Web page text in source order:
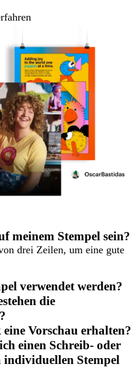
meinem Stempel sein?
drei Zeilen, um eine gute
verwendet werden?
die
Vorschau erhalten?
einen Schreib- oder
individuellen Stempel